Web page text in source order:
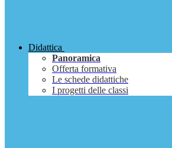
Didattica
Panoramica
Offerta formativa
Le schede didattiche
I progetti delle classi